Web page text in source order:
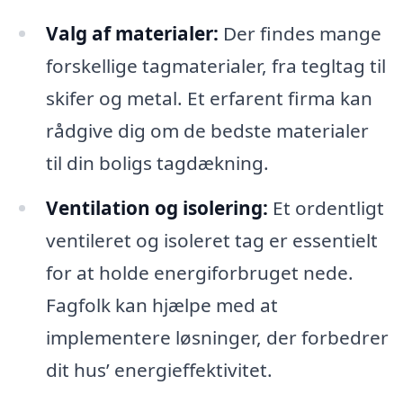
Valg af materialer: Der findes mange
forskellige tagmaterialer, fra tegltag til
skifer og metal. Et erfarent firma kan
rådgive dig om de bedste materialer
til din boligs tagdækning.
Ventilation og isolering: Et ordentligt
ventileret og isoleret tag er essentielt
for at holde energiforbruget nede.
Fagfolk kan hjælpe med at
implementere løsninger, der forbedrer
dit hus’ energieffektivitet.